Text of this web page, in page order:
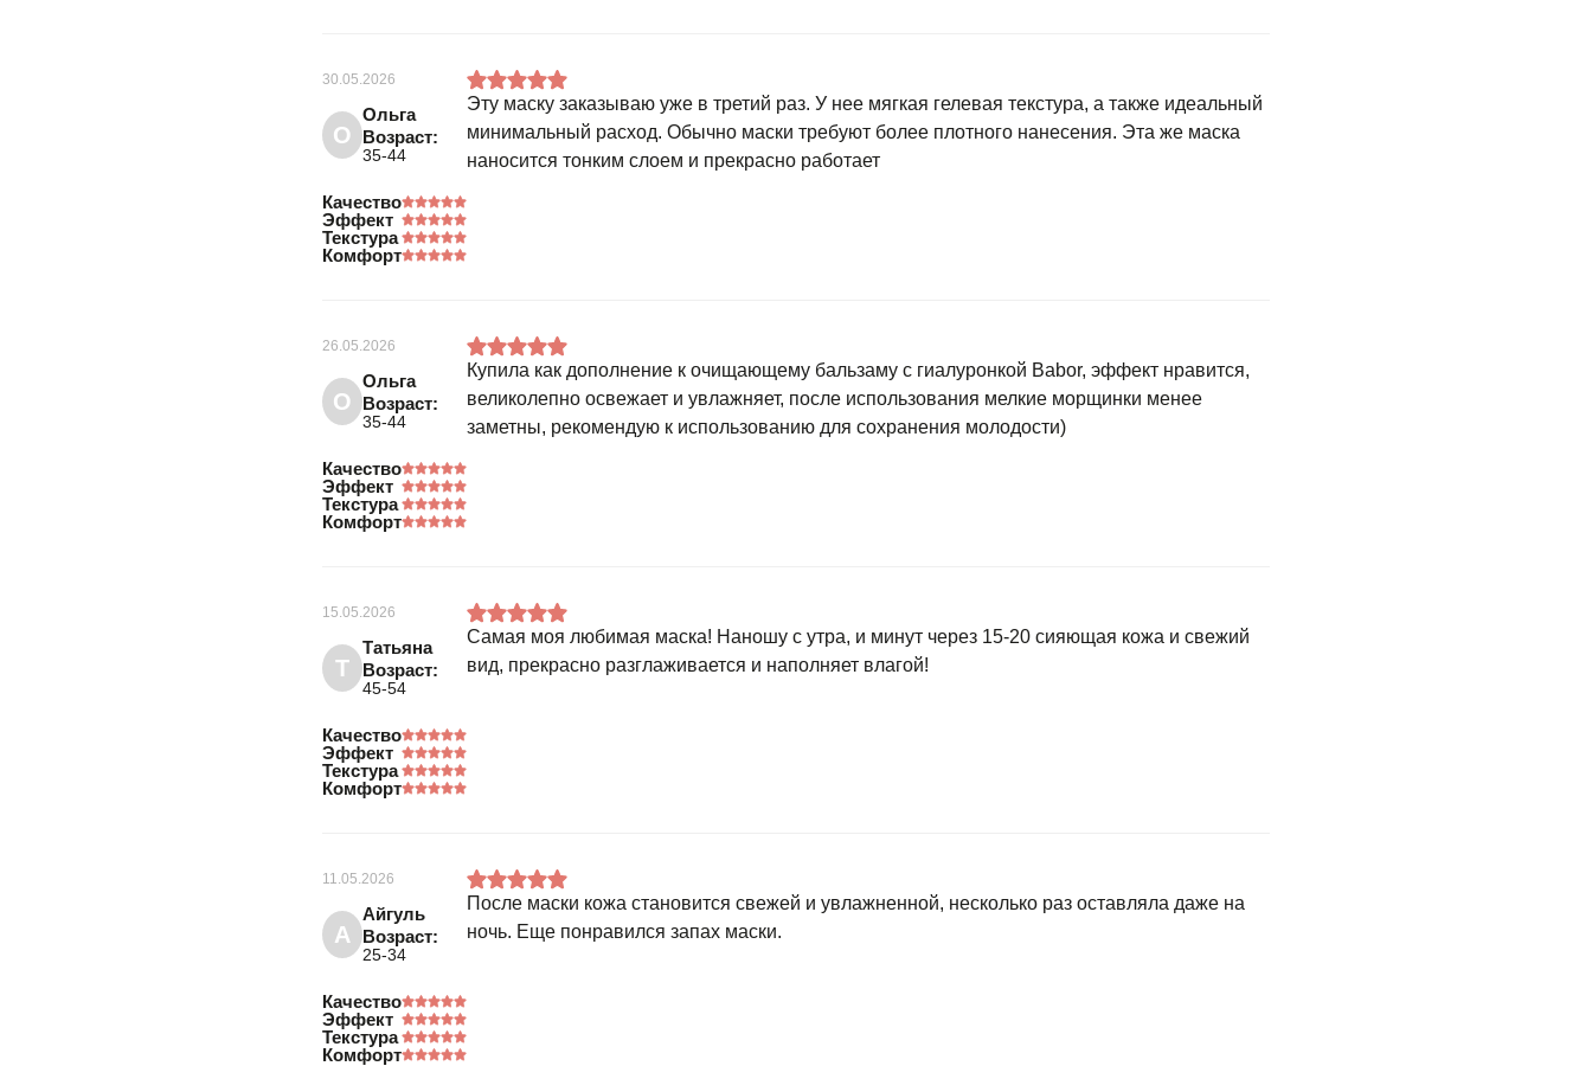
30.05.2026
О
Ольга
Возраст:
35-44
Качество
Эффект
Текстура
Комфорт
Эту маску заказываю уже в третий раз. У нее мягкая гелевая текстура, а также идеальный
минимальный расход. Обычно маски требуют более плотного нанесения. Эта же маска
наносится тонким слоем и прекрасно работает
26.05.2026
О
Ольга
Возраст:
35-44
Качество
Эффект
Текстура
Комфорт
Купила как дополнение к очищающему бальзаму с гиалуронкой Babor, эффект нравится,
великолепно освежает и увлажняет, после использования мелкие морщинки менее
заметны, рекомендую к использованию для сохранения молодости)
15.05.2026
Т
Татьяна
Возраст:
45-54
Качество
Эффект
Текстура
Комфорт
Самая моя любимая маска! Наношу с утра, и минут через 15-20 сияющая кожа и свежий
вид, прекрасно разглаживается и наполняет влагой!
11.05.2026
А
Айгуль
Возраст:
25-34
Качество
Эффект
Текстура
Комфорт
После маски кожа становится свежей и увлажненной, несколько раз оставляла даже на
ночь. Еще понравился запах маски.